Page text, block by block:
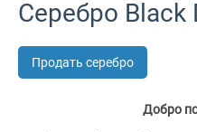
Серебро Black
Продать серебро
Добро